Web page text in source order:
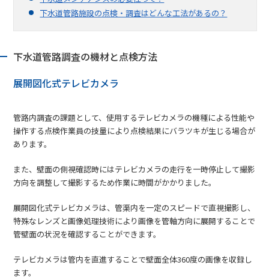
下水道管路施設の点検・調査はどんな工法があるの？
下水道管路調査の機材と点検方法
展開図化式テレビカメラ
管路内調査の課題として、使用するテレビカメラの機種による性能や
操作する点検作業員の技量により点検結果にバラツキが生じる場合が
あります。
また、壁面の側視確認時にはテレビカメラの走行を一時停止して撮影
方向を調整して撮影するため作業に時間がかかりました。
展開図化式テレビカメラは、管渠内を一定のスピードで直視撮影し、
特殊なレンズと画像処理技術により画像を管軸方向に展開することで
管壁面の状況を確認することができます。
テレビカメラは管内を直進することで壁面全体360度の画像を収録し
ます。